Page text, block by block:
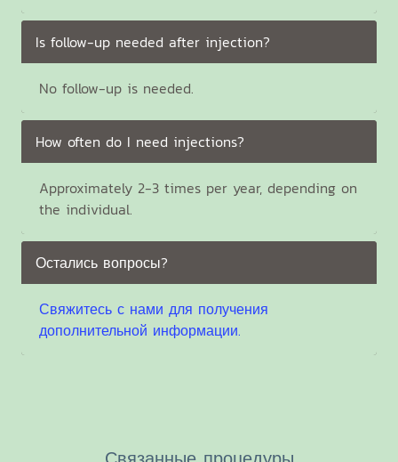
Is follow-up needed after injection?
No follow-up is needed.
How often do I need injections?
Approximately 2-3 times per year, depending on
the individual.
Остались вопросы?
Свяжитесь с нами для получения
дополнительной информации.